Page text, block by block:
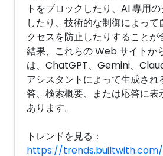
トをブロックしたり、AI 専用
したり、技術的な制御によっ
クセスを防止したりすること
結果、これらの Web サイトか
は、ChatGPT、Gemini、
アシスタントによって生成され
答、検索概要、または応答に表
あります。
トレンドを見る：
https://